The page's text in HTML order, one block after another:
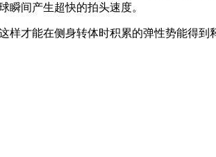
瞬间产生超快的拍头速度。
才能在侧身转体时积累的弹性势能得